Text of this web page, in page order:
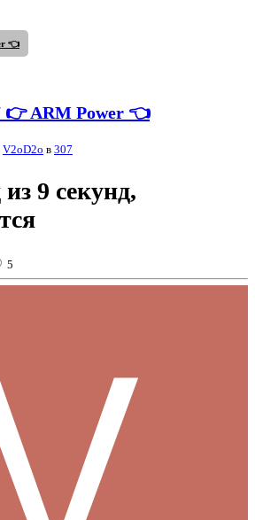
👈
👉 ARM Power 👈
V2oD2o в 307
9 секунд,
5